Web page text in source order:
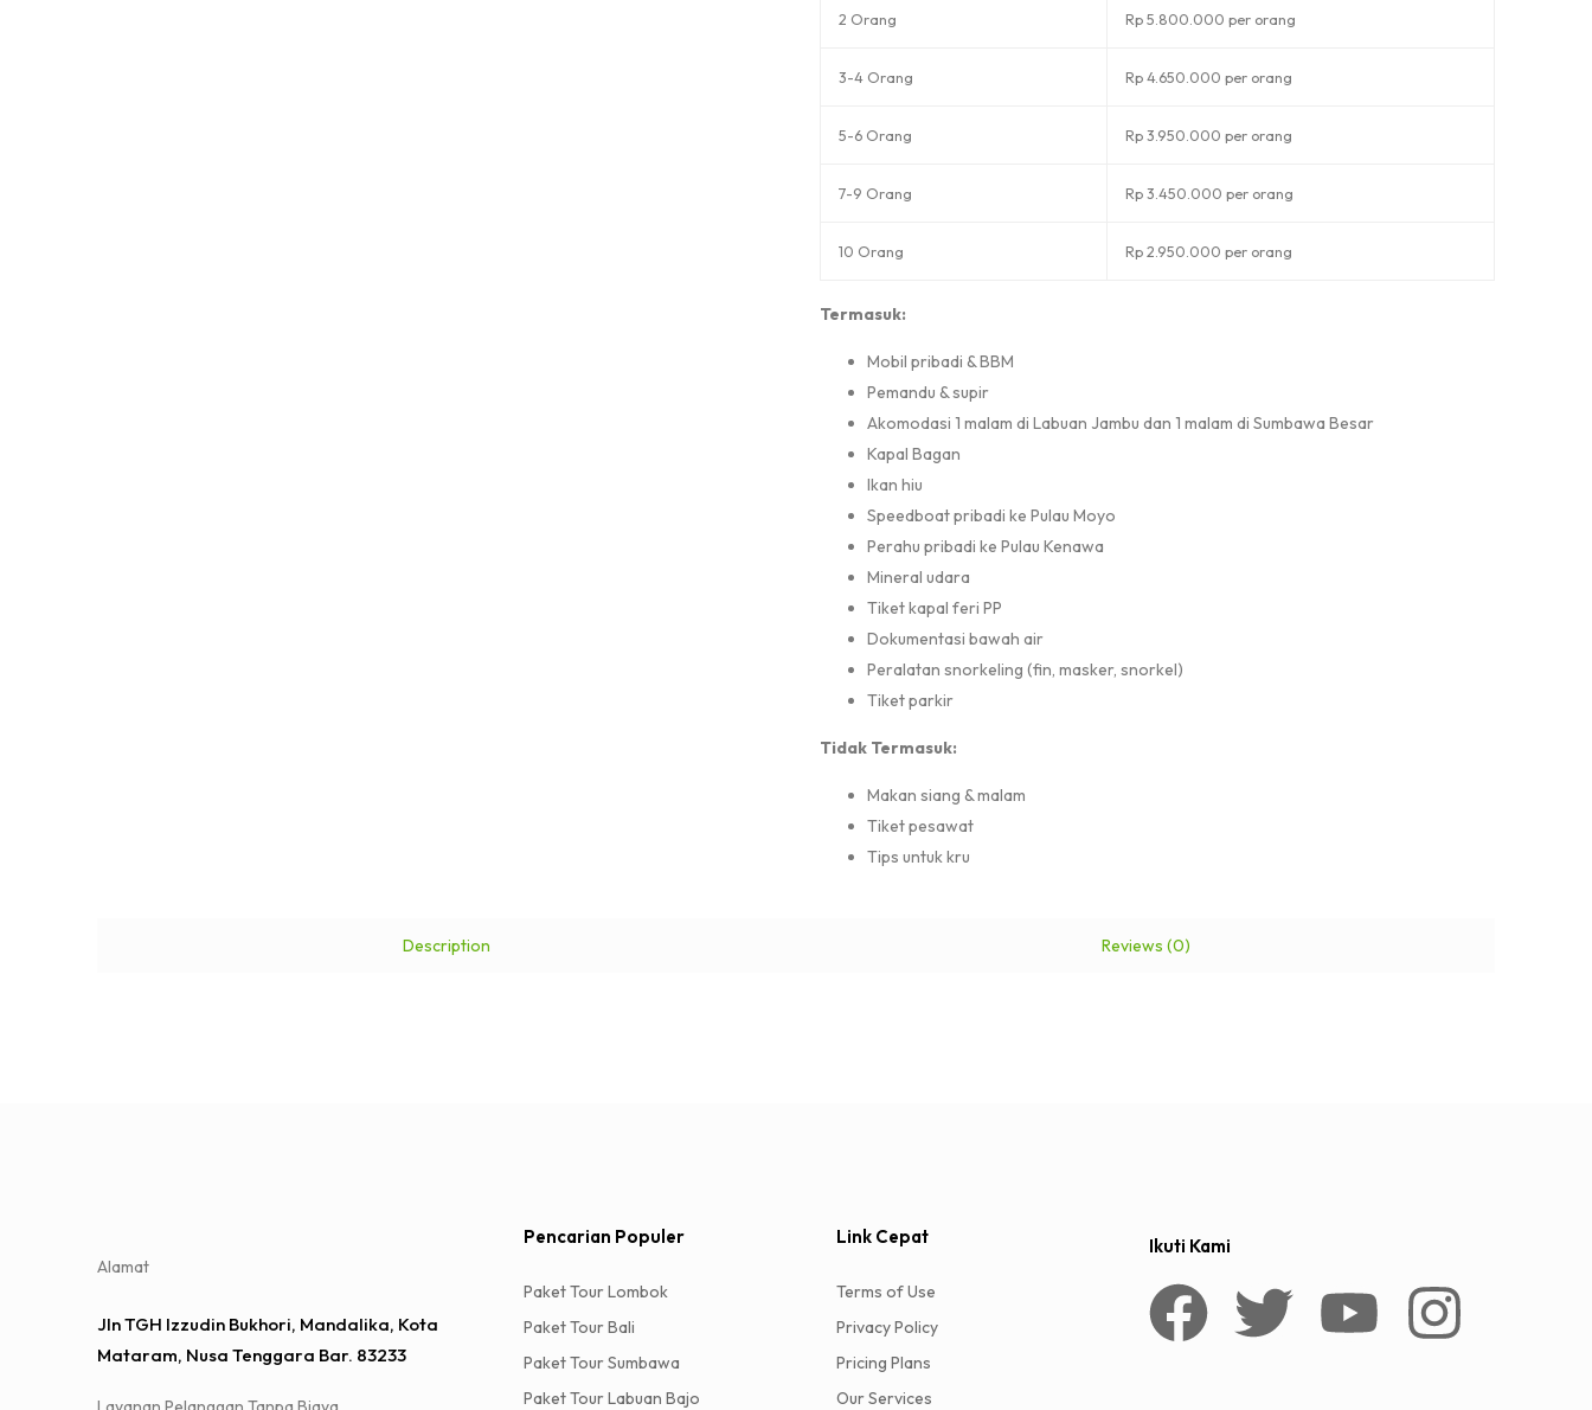
2 Orang Rp 5.800.000 per orang
3-4 Orang Rp 4.650.000 per orang
5-6 Orang Rp 3.950.000 per orang
7-9 Orang Rp 3.450.000 per orang
10 Orang Rp 2.950.000 per orang
Termasuk:
Mobil pribadi & BBM
Pemandu & supir
Akomodasi 1 malam di Labuan Jambu dan 1 malam di Sumbawa Besar
Kapal Bagan
Ikan hiu
Speedboat pribadi ke Pulau Moyo
Perahu pribadi ke Pulau Kenawa
Mineral udara
Tiket kapal feri PP
Dokumentasi bawah air
Peralatan snorkeling (fin, masker, snorkel)
Tiket parkir
Tidak Termasuk:
Makan siang & malam
Tiket pesawat
Tips untuk kru
Description Reviews (0)
Alamat
Jln TGH Izzudin Bukhori, Mandalika, Kota
Mataram, Nusa Tenggara Bar. 83233
Pencarian Populer
Paket Tour Lombok
Paket Tour Bali
Paket Tour Sumbawa
Paket Tour Labuan Bajo
Link Cepat
Terms of Use
Privacy Policy
Pricing Plans
Our Services
Ikuti Kami